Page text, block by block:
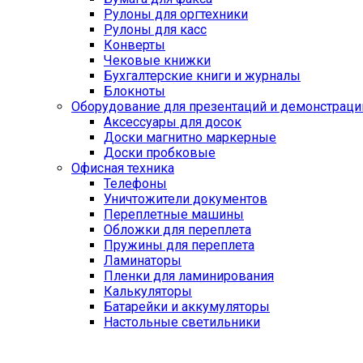
Рулоны для оргтехники
Рулоны для касс
Конверты
Чековые книжки
Бухгалтерские книги и журналы
Блокноты
Оборудование для презентаций и
Аксессуары для досок
Доски магнитно маркерные
Доски пробковые
Офисная техника
Телефоны
Уничтожители документов
Переплетные машины
Обложки для переплета
Пружины для переплета
Ламинаторы
Пленки для ламинирования
Калькуляторы
Батарейки и аккумуляторы
Настольные светильники